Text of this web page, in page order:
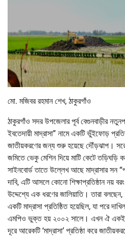
মো. মজিবর রহমান শেখ, ঠাকুরগাঁও
ঠাকুরগাঁও সদর উপজেলার পূর্ব বেগুনবাড়ীর
ইবতেদায়ী মাদ্রাসা” নামে একটি ভুঁইফোড়
জাতীয়করণের জন্য শুরু হয়েছে দৌঁড়ঝাপ।
জমিতে ভেকু মেশিন দিয়ে মাটি কেটে তড়িঘড়ি
সাইনবোর্ড তাতে উল্লেখ আছে মাদ্রাসার সন
দাবি, এটি আসলে কোনো শিক্ষাপ্রতিষ্ঠান নয়
উদ্দেশ্যে এক ধরণের জালিয়াতি। তারা
একটি মাদ্রাসা প্রতিষ্ঠিত হয়েছিল, যা পরে
এমপিও ভুক্ত হয় ২০০২ সালে। এখন ঐ একই
দূরে আরেকটি ‘মাদ্রাসা’ প্রতিষ্ঠা করে